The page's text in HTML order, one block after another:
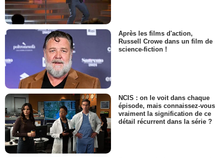
Après les films d'action,
Russell Crowe dans un film de
science-fiction !
NCIS : on le voit dans chaque
épisode, mais connaissez-vous
vraiment la signification de ce
détail récurrent dans la série ?